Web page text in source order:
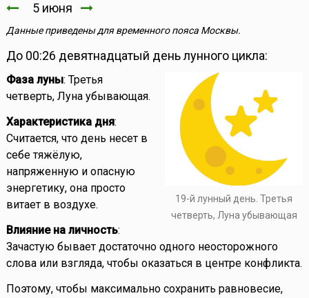
5 июня
Данные приведены для временного пояса Москвы.
До 00:26 девятнадцатый день лунного цикла:
19-й лунный день. Третья
четверть, Луна убывающая
Фаза луны: Третья
четверть, Луна убывающая.
Характеристика дня:
Считается, что день несет в
себе тяжёлую,
напряженную и опасную
энергетику, она просто
витает в воздухе.
Влияние на личность:
Зачастую бывает достаточно одного неосторожного
слова или взгляда, чтобы оказаться в центре конфликта.
Поэтому, чтобы максимально сохранить равновесие,